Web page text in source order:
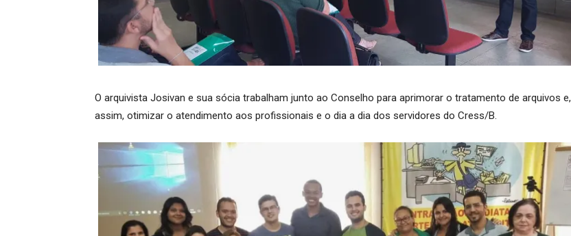
O arquivista Josivan e sua sócia trabalham junto ao Conselho para aprimorar o tratamento de arquivos e,
assim, otimizar o atendimento aos profissionais e o dia a dia dos servidores do Cress/B.